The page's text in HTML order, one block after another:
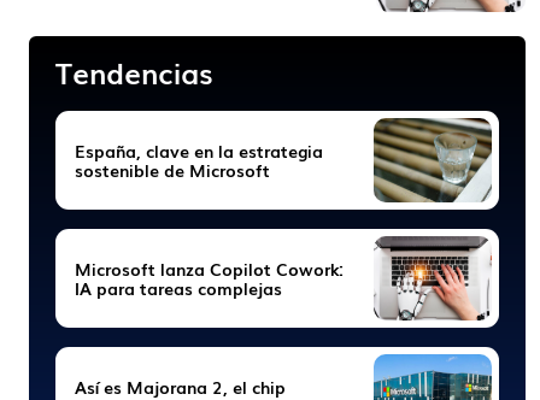
Tendencias
España, clave en la estrategia
sostenible de Microsoft
Microsoft lanza Copilot Cowork:
IA para tareas complejas
Así es Majorana 2, el chip